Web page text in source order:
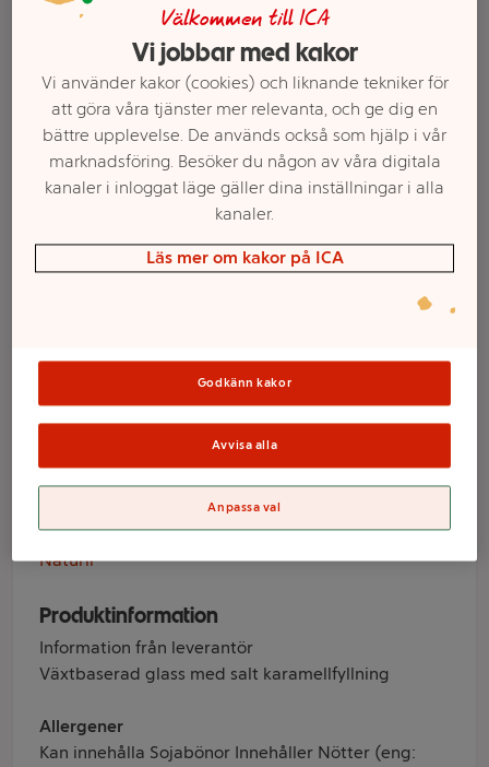
Glasstrut Salty
caramel soft core
vegansk 4-p
Naturli'
Varumärke
Naturli'
Produktinformation
Information från leverantör
Växtbaserad glass med salt karamellfyllning
Allergener
Kan innehålla Sojabönor Innehåller Nötter (eng:
Välj butik och handla
Sortimentet kan variera mellan butikerna
Välkommen till ICA
Vi jobbar med kakor
Vi använder kakor (cookies) och liknande tekniker för
att göra våra tjänster mer relevanta, och ge dig en
bättre upplevelse. De används också som hjälp i vår
marknadsföring. Besöker du någon av våra digitala
kanaler i inloggat läge gäller dina inställningar i alla
kanaler.
Läs mer om kakor på ICA
Godkänn kakor
Avvisa alla
Anpassa val